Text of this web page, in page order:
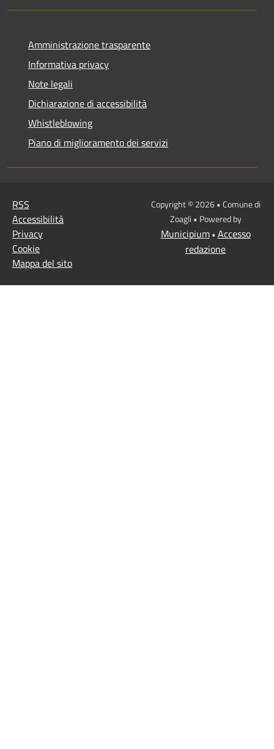
Amministrazione trasparente
Informativa privacy
Note legali
Dichiarazione di accessibilità
Whistleblowing
Piano di miglioramento dei servizi
RSS
Accessibilità
Privacy
Cookie
Mappa del sito
Copyright © 2026 • Comune di
Zoagli • Powered by
Municipium• Accesso
redazione